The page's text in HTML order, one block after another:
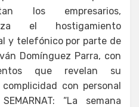
los empresarios,
el hostigamiento
y telefónico por parte de
Domínguez Parra, con
que revelan su
complicidad con personal
“La semana